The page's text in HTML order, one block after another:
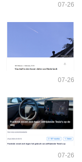
07-26
07-26
07-26